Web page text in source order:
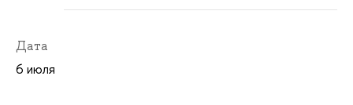
Дата
6 июля